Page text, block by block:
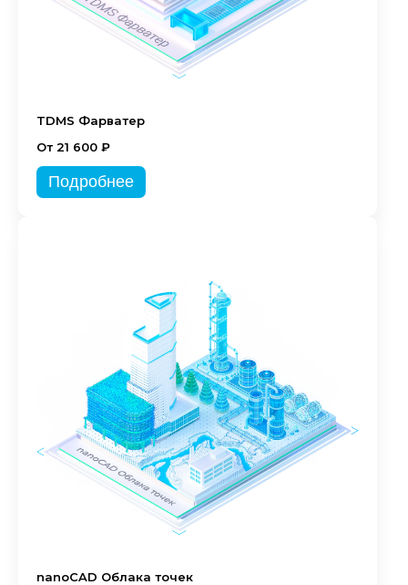
TDMS Фарватер
От 21 600 ₽
Подробнее
nanoCAD Облака точек